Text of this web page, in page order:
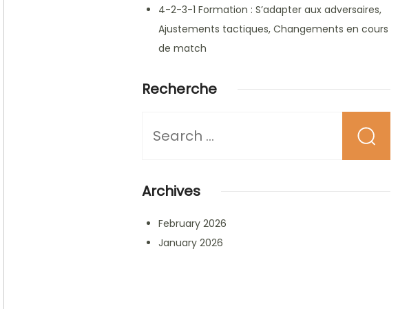
4-2-3-1 Formation : S’adapter aux adversaires,
Ajustements tactiques, Changements en cours
de match
Recherche
for
Archives
February 2026
January 2026